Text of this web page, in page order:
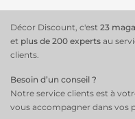
Décor Discount, c'est 23
et plus de 200 experts au
clients.
Besoin d’un conseil ?
Notre service clients est à
vous accompagner dans vos